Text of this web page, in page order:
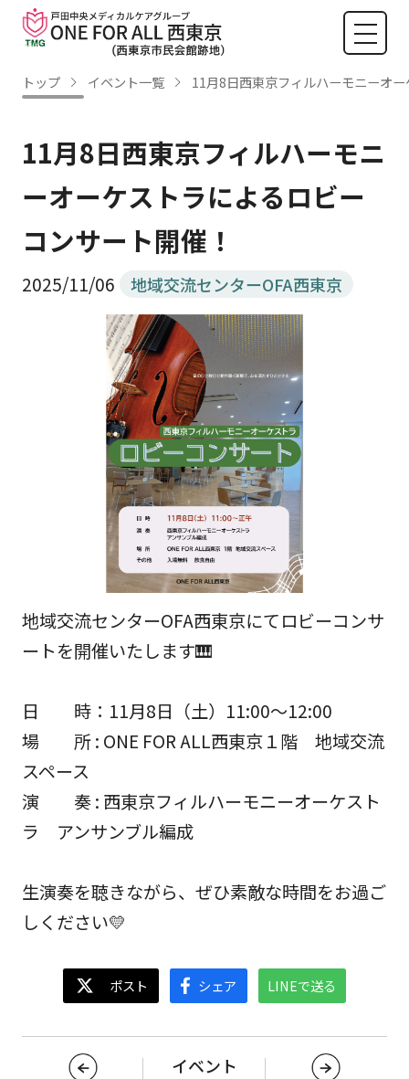
トップ イベント一覧 11月8日西東京フィルハーモニーオ
11月8日西東京フィルハーモニ
ーオーケストラによるロビー
コンサート開催！
2025/11/06 地域交流センターOFA西東京
地域交流センターOFA西東京にてロビーコンサ
ートを開催いたします🎹
日 時：11月8日（土）11:00〜12:00
場 所 : ONE FOR ALL西東京１階 地域交流
スペース
演 奏 : 西東京フィルハーモニーオーケスト
ラ アンサンブル編成
生演奏を聴きながら、ぜひ素敵な時間をお過ご
しください💛
イベント